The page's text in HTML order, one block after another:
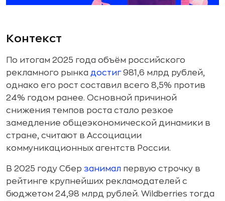
Контекст
По итогам 2025 года объём российского
рекламного рынка достиг981,6 млрд рублей,
однако его рост составил всего 8,5% против
24% годом ранее. Основной причиной
снижения темпов роста стало резкое
замедление общеэкономической динамики в
стране, считают в Ассоциации
коммуникационных агентств России.
В 2025 году Сбер занимал первую строчку в
рейтинге крупнейших рекламодателей с
бюджетом 24,98 млрд рублей. Wildberries тогда